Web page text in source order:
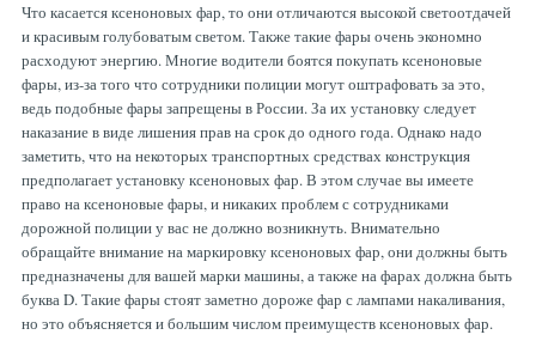
Что касается ксеноновых фар, то они отличаются высокой светоотдачей
и красивым голубоватым светом. Также такие фары очень экономно
расходуют энергию. Многие водители боятся покупать ксеноновые
фары, из-за того что сотрудники полиции могут оштрафовать за это,
ведь подобные фары запрещены в России. За их установку следует
наказание в виде лишения прав на срок до одного года. Однако надо
заметить, что на некоторых транспортных средствах конструкция
предполагает установку ксеноновых фар. В этом случае вы имеете
право на ксеноновые фары, и никаких проблем с сотрудниками
дорожной полиции у вас не должно возникнуть. Внимательно
обращайте внимание на маркировку ксеноновых фар, они должны быть
предназначены для вашей марки машины, а также на фарах должна быть
буква D. Такие фары стоят заметно дороже фар с лампами накаливания,
но это объясняется и большим числом преимуществ ксеноновых фар.